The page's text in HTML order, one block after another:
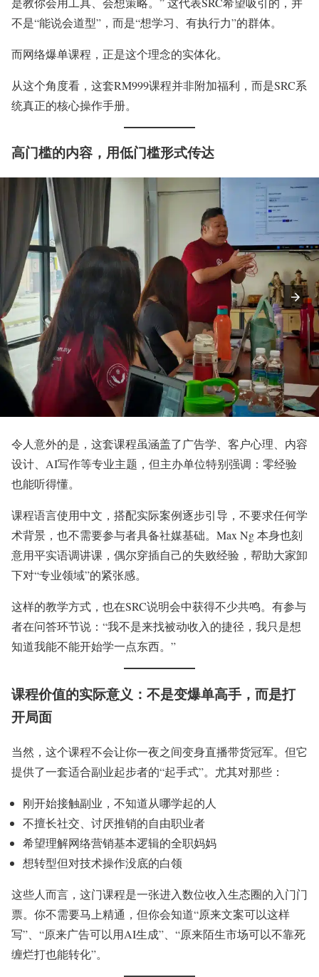
不是“能说会道型”，而是“想学习、有执行力”的群体。
而网络爆单课程，正是这个理念的实体化。
从这个角度看，这套RM999课程并非附加福利，而是SRC系
统真正的核心操作手册。
高门槛的内容，用低门槛形式传达
令人意外的是，这套课程虽涵盖了广告学、客户心理、内容
设计、AI写作等专业主题，但主办单位特别强调：零经验
也能听得懂。
课程语言使用中文，搭配实际案例逐步引导，不要求任何学
术背景，也不需要参与者具备社媒基础。Max Ng 本身也刻
意用平实语调讲课，偶尔穿插自己的失败经验，帮助大家卸
下对“专业领域”的紧张感。
这样的教学方式，也在SRC说明会中获得不少共鸣。有参与
者在问答环节说：“我不是来找被动收入的捷径，我只是想
知道我能不能开始学一点东西。”
课程价值的实际意义：不是变爆单高手，而是打
开局面
当然，这个课程不会让你一夜之间变身直播带货冠军。但它
提供了一套适合副业起步者的“起手式”。尤其对那些：
刚开始接触副业，不知道从哪学起的人
不擅长社交、讨厌推销的自由职业者
希望理解网络营销基本逻辑的全职妈妈
想转型但对技术操作没底的白领
这些人而言，这门课程是一张进入数位收入生态圈的入门门
票。你不需要马上精通，但你会知道“原来文案可以这样
写”、“原来广告可以用AI生成”、“原来陌生市场可以不靠死
缠烂打也能转化”。